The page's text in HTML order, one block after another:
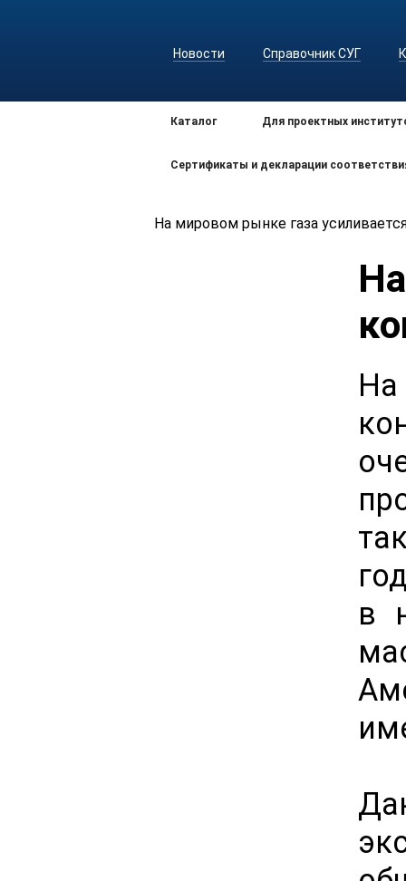
Новости Справочник СУГ
Каталог Для проектных
Сертификаты и декларации
На мировом рынке газа
в